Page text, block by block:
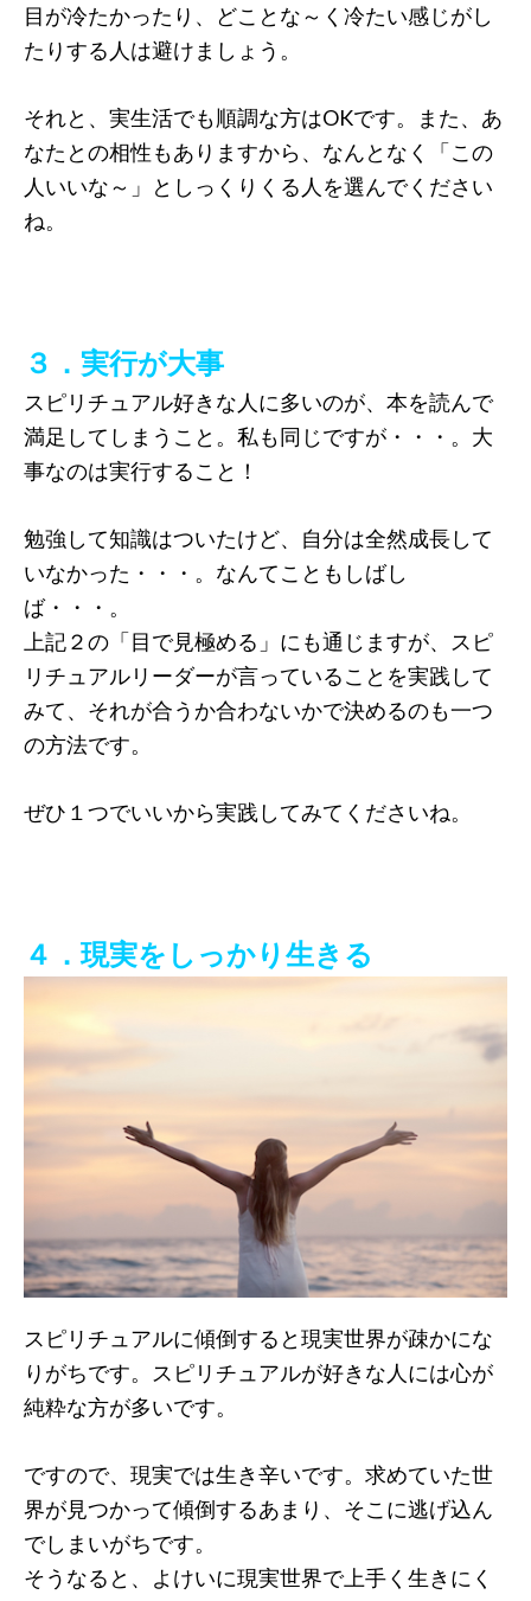
目が冷たかったり、どことな～く冷たい感じがし
たりする人は避けましょう。
それと、実生活でも順調な方はOKです。また、あ
なたとの相性もありますから、なんとなく「この
人いいな～」としっくりくる人を選んでください
ね。
３．実行が大事
スピリチュアル好きな人に多いのが、本を読んで
満足してしまうこと。私も同じですが・・・。大
事なのは実行すること！
勉強して知識はついたけど、自分は全然成長して
いなかった・・・。なんてこともしばし
ば・・・。
上記２の「目で見極める」にも通じますが、スピ
リチュアルリーダーが言っていることを実践して
みて、それが合うか合わないかで決めるのも一つ
の方法です。
ぜひ１つでいいから実践してみてくださいね。
４．現実をしっかり生きる
スピリチュアルに傾倒すると現実世界が疎かにな
りがちです。スピリチュアルが好きな人には心が
純粋な方が多いです。
ですので、現実では生き辛いです。求めていた世
界が見つかって傾倒するあまり、そこに逃げ込ん
でしまいがちです。
そうなると、よけいに現実世界で上手く生きにく